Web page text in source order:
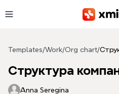
Templates/Work/Org chart/
Структура
Anna Seregina